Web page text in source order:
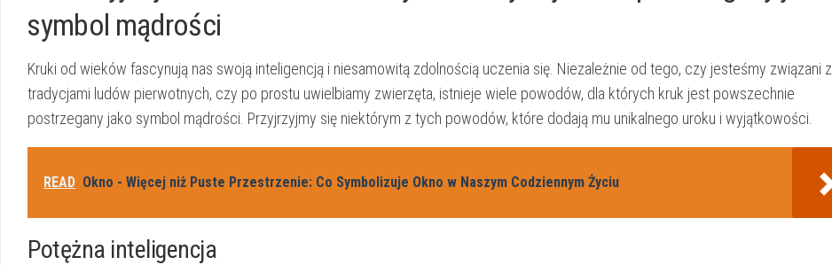
⁣symbol⁣ mądrości
Kruki od wieków fascynują nas swoją⁢ inteligencją i niesamowitą zdolnością uczenia się. Niezależnie od tego, czy jesteśmy‌ związani⁣ z
‌tradycjami ⁢ludów pierwotnych, czy po ⁤prostu ⁤uwielbiamy zwierzęta, ⁣istnieje wiele powodów, dla ‍których kruk jest powszechnie
postrzegany jako symbol mądrości. Przyjrzyjmy​ się niektórym ‍z tych powodów, które dodają‍ mu unikalnego uroku i‍ wyjątkowości.
READ Okno - Więcej niż Puste Przestrzenie: Co Symbolizuje Okno w Naszym Codziennym Życiu
Potężna inteligencja